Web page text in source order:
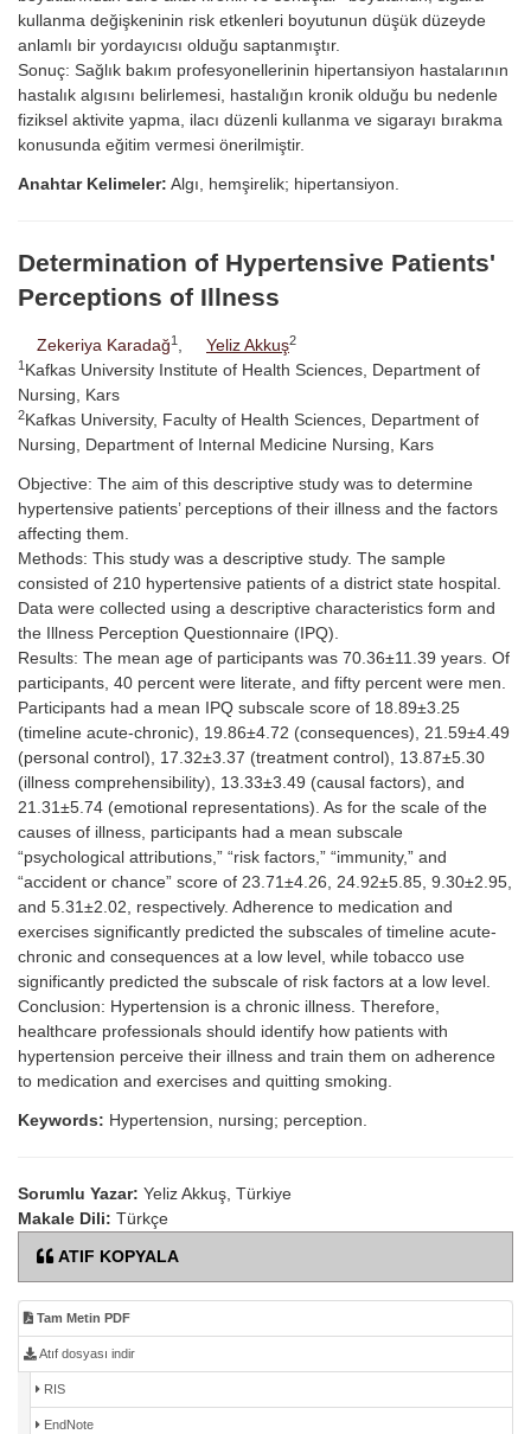
kullanma değişkeninin risk etkenleri boyutunun düşük düzeyde
anlamlı bir yordayıcısı olduğu saptanmıştır.
Sonuç: Sağlık bakım profesyonellerinin hipertansiyon hastalarının
hastalık algısını belirlemesi, hastalığın kronik olduğu bu nedenle
fiziksel aktivite yapma, ilacı düzenli kullanma ve sigarayı bırakma
konusunda eğitim vermesi önerilmiştir.
Anahtar Kelimeler: Algı, hemşirelik; hipertansiyon.
Determination of Hypertensive Patients'
Perceptions of Illness
Zekeriya Karadağ1 , Yeliz Akkuş2
1 Kafkas University Institute of Health Sciences, Department of
Nursing, Kars
2Kafkas University, Faculty of Health Sciences, Department of
Nursing, Department of Internal Medicine Nursing, Kars
Objective: The aim of this descriptive study was to determine
hypertensive patients’ perceptions of their illness and the factors
affecting them.
Methods: This study was a descriptive study. The sample
consisted of 210 hypertensive patients of a district state hospital.
Data were collected using a descriptive characteristics form and
the Illness Perception Questionnaire (IPQ).
Results: The mean age of participants was 70.36±11.39 years. Of
participants, 40 percent were literate, and fifty percent were men.
Participants had a mean IPQ subscale score of 18.89±3.25
(timeline acute-chronic), 19.86±4.72 (consequences), 21.59±4.49
(personal control), 17.32±3.37 (treatment control), 13.87±5.30
(illness comprehensibility), 13.33±3.49 (causal factors), and
21.31±5.74 (emotional representations). As for the scale of the
causes of illness, participants had a mean subscale
“psychological attributions,” “risk factors,” “immunity,” and
“accident or chance” score of 23.71±4.26, 24.92±5.85, 9.30±2.95,
and 5.31±2.02, respectively. Adherence to medication and
exercises significantly predicted the subscales of timeline acute-
chronic and consequences at a low level, while tobacco use
significantly predicted the subscale of risk factors at a low level.
Conclusion: Hypertension is a chronic illness. Therefore,
healthcare professionals should identify how patients with
hypertension perceive their illness and train them on adherence
to medication and exercises and quitting smoking.
Keywords: Hypertension, nursing; perception.
Sorumlu Yazar: Yeliz Akkuş, Türkiye
Makale Dili: Türkçe
ATIF KOPYALA
Tam Metin PDF
Atıf dosyası indir
RIS
EndNote